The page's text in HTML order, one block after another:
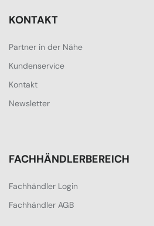
KONTAKT
Partner in der Nähe
Kundenservice
Kontakt
Newsletter
FACHHÄNDLERBEREICH
Fachhändler Login
Fachhändler AGB